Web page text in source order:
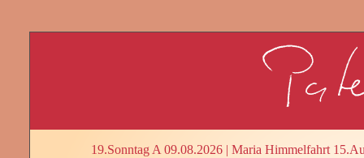
19.Sonntag A 09.08.2026 | Maria Himmelfahrt